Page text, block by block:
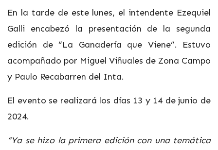
En la tarde de este lunes, el intendente Ezequiel
Galli encabezó la presentación de la segunda
edición de “La Ganadería que Viene”. Estuvo
acompañado por Miguel Viñuales de Zona Campo
y Paulo Recabarren del Inta.
El evento se realizará los días 13 y 14 de junio de
2024.
“Ya se hizo la primera edición con una temática